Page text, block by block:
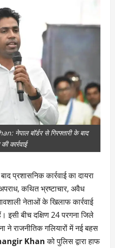
नेपाल बॉर्डर से गिरफ्तारी के बाद
कार्रवाई
प्रशासनिक कार्रवाई का दायरा
कथित भ्रष्टाचार, अवैध
नेताओं के खिलाफ कार्रवाई
इसी बीच दक्षिण 24 परगना जिले
राजनीतिक गलियारों में नई बहस
Khanको पुलिस द्वारा हाफ